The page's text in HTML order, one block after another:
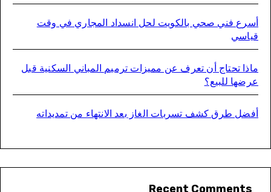
فني صحي بالكويت لحل انسداد المجاري في وقت
تحتاج أن تعرف عن مميزات ترميم المباني السكنية قبل
للبيع؟
طرق كشف تسربات الغاز بعد الانتهاء من تمديداته
Recent Comments